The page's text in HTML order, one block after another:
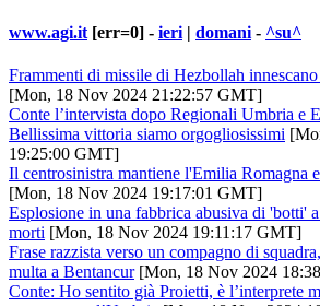
www.agi.it [err=0] - ieri | domani - ^su^
Frammenti di missile di Hezbollah
[Mon, 18 Nov 2024 21:22:57 GMT]
Conte l’intervista dopo Regionali Umbria e
Bellissima vittoria siamo orgogliosissimi
19:25:00 GMT]
Il centrosinistra mantiene l'Emilia Romagna
[Mon, 18 Nov 2024 19:17:01 GMT]
Esplosione in una fabbrica abusiva di 'botti'
morti [Mon, 18 Nov 2024 19:11:17 GMT]
Frase razzista verso un compagno di
multa a Bentancur[Mon, 18 Nov 2024
Conte: Ho sentito già Proietti, è l’interprete